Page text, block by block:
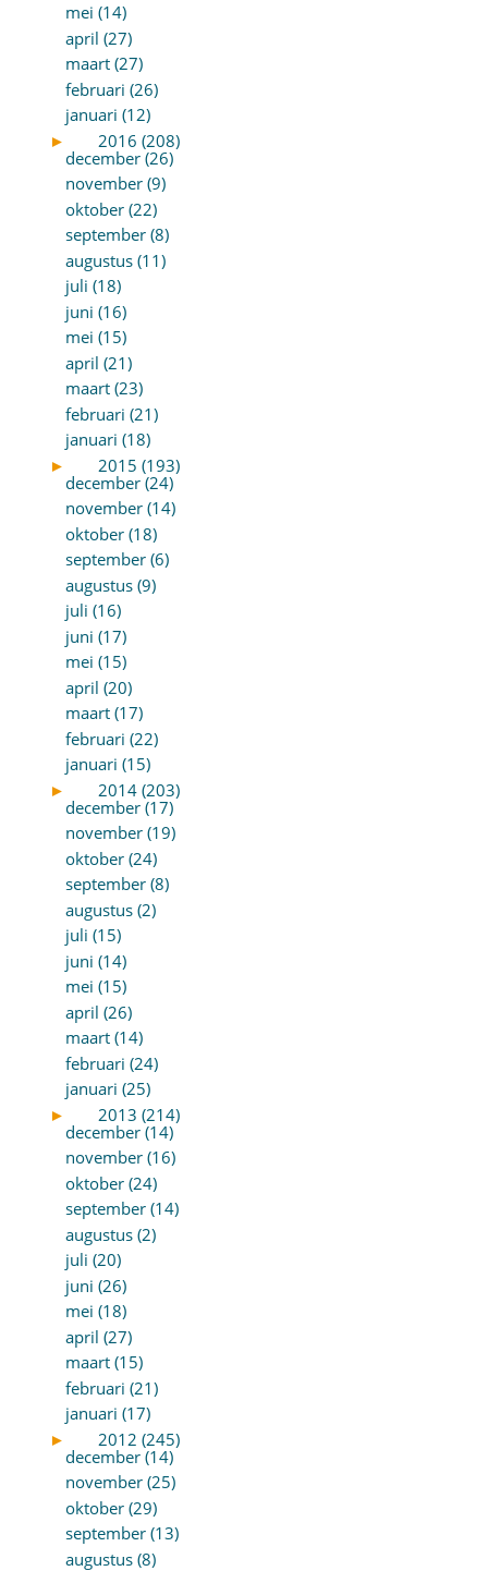
mei (14)
april (27)
maart (27)
februari (26)
januari (12)
►
2016 (208)
december (26)
november (9)
oktober (22)
september (8)
augustus (11)
juli (18)
juni (16)
mei (15)
april (21)
maart (23)
februari (21)
januari (18)
►
2015 (193)
december (24)
november (14)
oktober (18)
september (6)
augustus (9)
juli (16)
juni (17)
mei (15)
april (20)
maart (17)
februari (22)
januari (15)
►
2014 (203)
december (17)
november (19)
oktober (24)
september (8)
augustus (2)
juli (15)
juni (14)
mei (15)
april (26)
maart (14)
februari (24)
januari (25)
►
2013 (214)
december (14)
november (16)
oktober (24)
september (14)
augustus (2)
juli (20)
juni (26)
mei (18)
april (27)
maart (15)
februari (21)
januari (17)
►
2012 (245)
december (14)
november (25)
oktober (29)
september (13)
augustus (8)